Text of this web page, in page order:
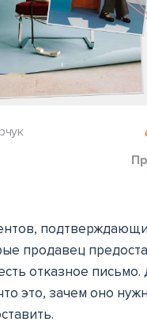
продавец
отказное письмо.
это, зачем оно